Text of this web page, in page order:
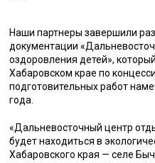
Наши партнеры завершили
документации
оздоровления детей»,
Хабаровском крае по
подготовительных работ
года.
«Дальневосточный центр
будет находиться в
Хабаровского края — селе